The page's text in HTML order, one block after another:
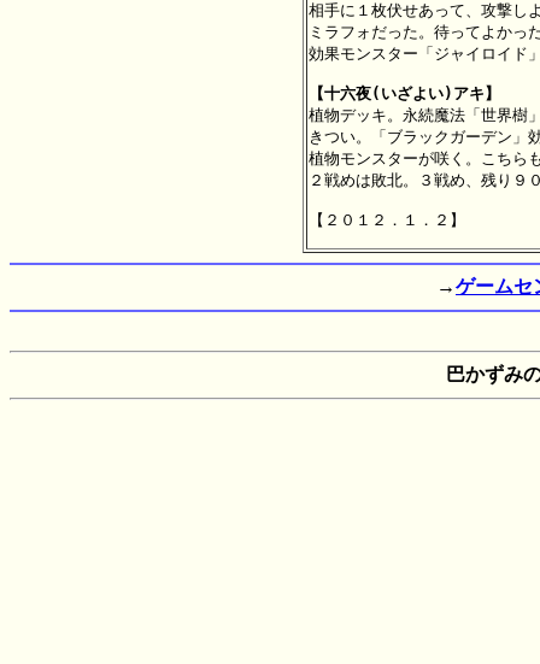
相手に１枚伏せあって、攻撃し
ミラフォだった。待ってよかっ
効果モンスター「ジャイロイド
【十六夜(いざよい)アキ】
植物デッキ。永続魔法「世界樹
きつい。「ブラックガーデン」
植物モンスターが咲く。こちら
２戦めは敗北。３戦め、残り９
→ゲームセ
巴かずみ